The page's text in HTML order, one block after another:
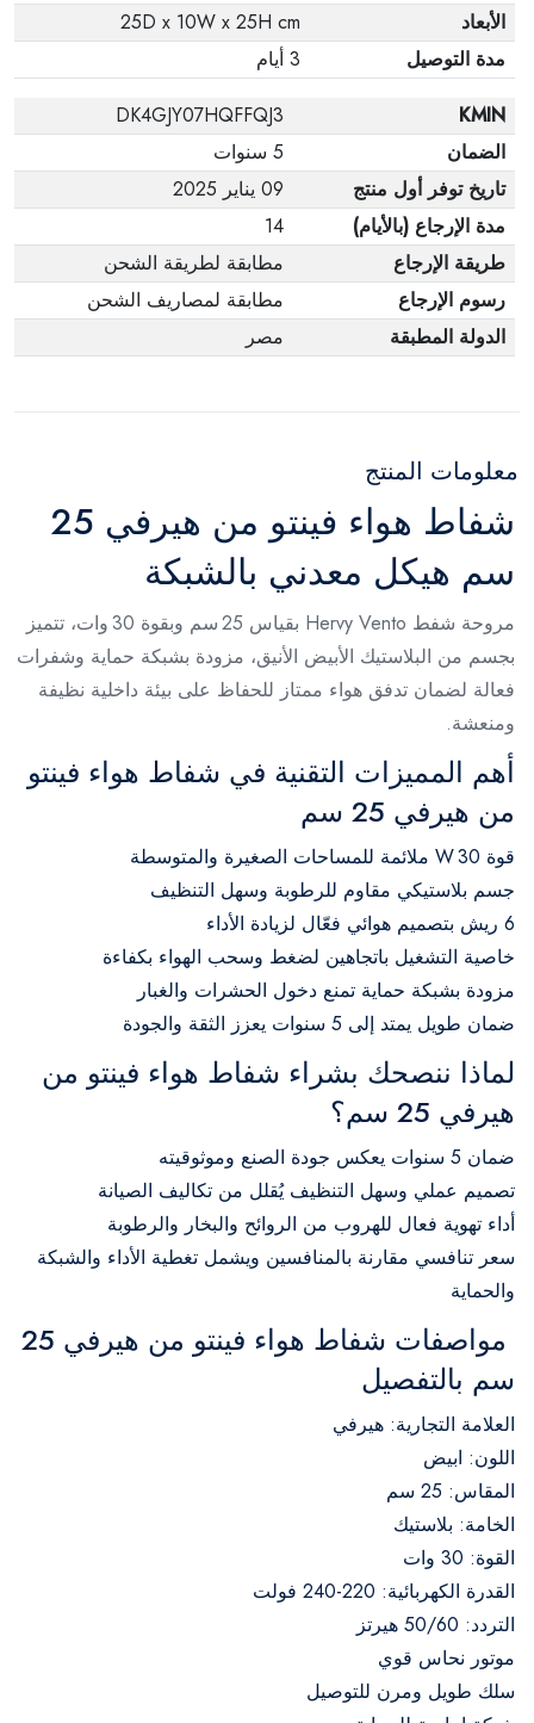
الأبعاد
25D x 10W x 25H cm
مدة التوصيل
3 أيام
KMIN
DK4GJY07HQFFQJ3
الضمان
5 سنوات
تاريخ توفر أول منتج
09 يناير 2025
مدة الإرجاع (بالأيام)
14
طريقة الإرجاع
مطابقة لطريقة الشحن
رسوم الإرجاع
مطابقة لمصاريف الشحن
الدولة المطبقة
مصر
معلومات المنتج
شفاط هواء فينتو من هيرفي 25
سم هيكل معدني بالشبكة
مروحة شفط Hervy Vento بقياس 25 سم وبقوة 30 وات، تتميز
بجسم من البلاستيك الأبيض الأنيق، مزودة بشبكة حماية وشفرات
فعالة لضمان تدفق هواء ممتاز للحفاظ على بيئة داخلية نظيفة
ومنعشة.
أهم المميزات التقنية في شفاط هواء فينتو
من هيرفي 25 سم
قوة 30 W ملائمة للمساحات الصغيرة والمتوسطة
جسم بلاستيكي مقاوم للرطوبة وسهل التنظيف
6 ريش بتصميم هوائي فعّال لزيادة الأداء
خاصية التشغيل باتجاهين لضغط وسحب الهواء بكفاءة
مزودة بشبكة حماية تمنع دخول الحشرات والغبار
ضمان طويل يمتد إلى 5 سنوات يعزز الثقة والجودة
لماذا ننصحك بشراء شفاط هواء فينتو من
هيرفي 25 سم؟
ضمان 5 سنوات يعكس جودة الصنع وموثوقيته
تصميم عملي وسهل التنظيف يُقلل من تكاليف الصيانة
أداء تهوية فعال للهروب من الروائح والبخار والرطوبة
سعر تنافسي مقارنة بالمنافسين ويشمل تغطية الأداء والشبكة
والحماية
مواصفات شفاط هواء فينتو من هيرفي 25
سم بالتفصيل
العلامة التجارية: هيرفي
اللون: ابيض
المقاس: 25 سم
الخامة: بلاستيك
القوة: 30 وات
القدرة الكهربائية: 220-240 فولت
التردد: 50/60 هيرتز
موتور نحاس قوي
سلك طويل ومرن للتوصيل